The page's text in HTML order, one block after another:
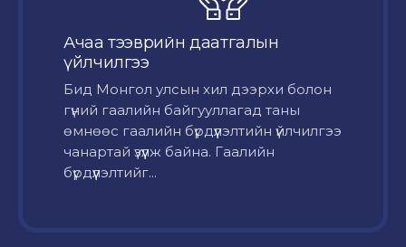
Ачаа тээврийн даатгалын
үйлчилгээ
Бид Монгол улсын хил дээрхи болон
гүний гаалийн байгууллагад таны
өмнөөс гаалийн бүрдүүлэлтийн үйлчилгээ
чанартай үзүүлж байна. Гаалийн
бүрдүүлэлтийг...